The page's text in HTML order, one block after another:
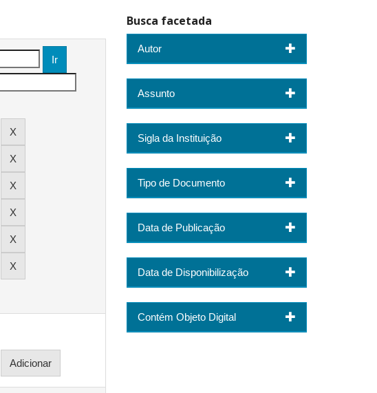
Busca facetada
Autor
Assunto
Sigla da Instituição
Tipo de Documento
Data de Publicação
Data de Disponibilização
Contém Objeto Digital